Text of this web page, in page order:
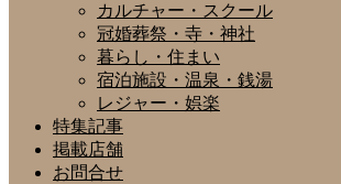
カルチャー・スクール
冠婚葬祭・寺・神社
暮らし・住まい
宿泊施設・温泉・銭湯
レジャー・娯楽
特集記事
掲載店舗
お問合せ